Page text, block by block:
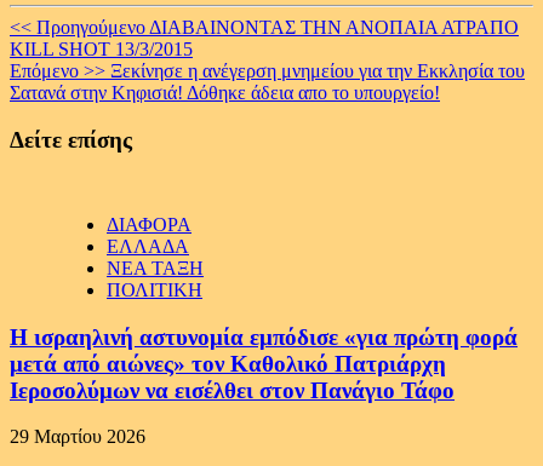
Continue
Reading
<< Προηγούμενο ΔΙΑΒΑΙΝΟΝΤΑΣ ΤΗΝ ΑΝΟΠΑΙΑ ΑΤΡΑΠΟ
KILL SHOT 13/3/2015
Επόμενο >> Ξεκίνησε η ανέγερση μνημείου για την Εκκλησία του
Σατανά στην Κηφισιά! Δόθηκε άδεια απο το υπουργείο!
Δείτε επίσης
ΔΙΑΦΟΡΑ
ΕΛΛΑΔΑ
ΝΕΑ ΤΑΞΗ
ΠΟΛΙΤΙΚΗ
Η ισραηλινή αστυνομία εμπόδισε «για πρώτη φορά
μετά από αιώνες» τον Καθολικό Πατριάρχη
Ιεροσολύμων να εισέλθει στον Πανάγιο Τάφο
29 Μαρτίου 2026